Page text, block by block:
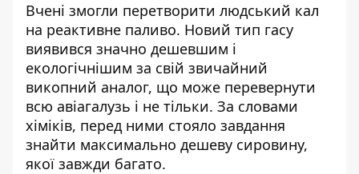
Вчені змогли перетворити людський кал
на реактивне паливо. Новий тип гасу
виявився значно дешевшим і
екологічнішим за свій звичайний
викопний аналог, що може перевернути
всю авіагалузь і не тільки. За словами
хіміків, перед ними стояло завдання
знайти максимально дешеву сировину,
якої завжди багато.